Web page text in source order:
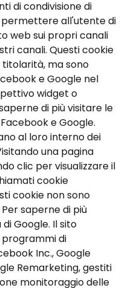
di condivisione di
permettere all'utente di
web sui propri canali
canali. Questi cookie
ma sono
e Google nel
widget o
di più visitare le
e Google.
al loro interno dei
una pagina
clic per visualizzare il
cookie
cookie non sono
saperne di più
Google. Il sito
di
Inc., Google
Remarketing, gestiti
monitoraggio delle